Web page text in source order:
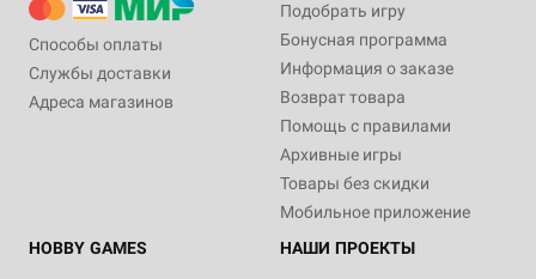
Способы оплаты
Службы доставки
Адреса магазинов
Подобрать игру
Бонусная программа
Информация о заказе
Возврат товара
Помощь с правилами
Архивные игры
Товары без скидки
Мобильное приложение
HOBBY GAMES
НАШИ ПРОЕКТЫ